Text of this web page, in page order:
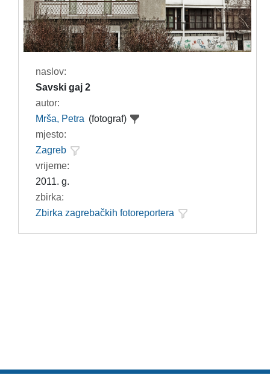
naslov:
Savski gaj 2
autor:
Mrša, Petra (fotograf)
mjesto:
Zagreb
vrijeme:
2011. g.
zbirka:
Zbirka zagrebačkih fotoreportera